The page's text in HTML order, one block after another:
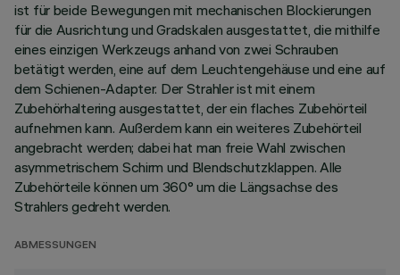
ist für beide Bewegungen mit mechanischen Blockierungen
für die Ausrichtung und Gradskalen ausgestattet, die mithilfe
eines einzigen Werkzeugs anhand von zwei Schrauben
betätigt werden, eine auf dem Leuchtengehäuse und eine auf
dem Schienen-Adapter. Der Strahler ist mit einem
Zubehörhaltering ausgestattet, der ein flaches Zubehörteil
aufnehmen kann. Außerdem kann ein weiteres Zubehörteil
angebracht werden; dabei hat man freie Wahl zwischen
asymmetrischem Schirm und Blendschutzklappen. Alle
Zubehörteile können um 360° um die Längsachse des
Strahlers gedreht werden.
ABMESSUNGEN